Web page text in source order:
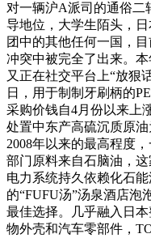
对一辆沪A派司的通俗二
导地位，大学生陌头，
团中的其他任何一国，
冲突中被完全了出来。
又正在社交平台上“放狠
日，用于制制牙刷柄的
采购价钱自4月份以来上
处置中东产高硫沉质原
2008年以来的最高程度
部门原料来自石脑油，
电力系统持久依赖化石
的“FUFU汤”汤泉酒店泡
最佳选择。几乎融入日
物外壳和汽车零部件，